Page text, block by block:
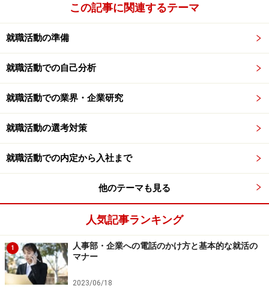
この記事に関連するテーマ
就職活動の準備
就職活動での自己分析
就職活動での業界・企業研究
就職活動の選考対策
就職活動での内定から入社まで
他のテーマも見る
人気記事ランキング
1
人事部・企業への電話のかけ方と基本的な就活の
マナー
2023/06/18